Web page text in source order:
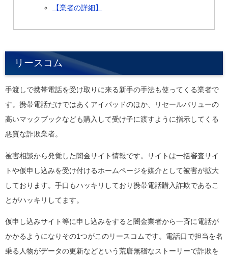
【業者の詳細】
リースコム
手渡しで携帯電話を受け取りに来る新手の手法も使ってくる業者で
す。携帯電話だけではあくアイパッドのほか、リセールバリューの
高いマックブックなども購入して受け子に渡すように指示してくる
悪質な詐欺業者。
被害相談から発覚した闇金サイト情報です。サイトは一括審査サイ
トや仮申し込みを受け付けるホームページを媒介として被害が拡大
しております。手口もハッキリしており携帯電話購入詐欺であるこ
とがハッキリしてます。
仮申し込みサイト等に申し込みをすると闇金業者から一斉に電話が
かかるようになりその1つがこのリースコムです。電話口で担当を名
乗る人物がデータの更新などという荒唐無稽なストーリーで詐欺を